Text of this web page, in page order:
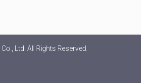
Ltd. All Rights Reserved.